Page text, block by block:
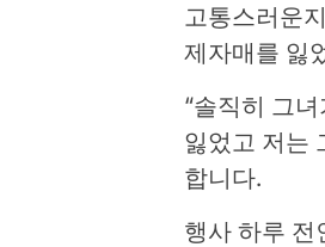
고통스러운
제자매를 잃
“솔직히 그
잃었고 저는
합니다.
행사 하루 전